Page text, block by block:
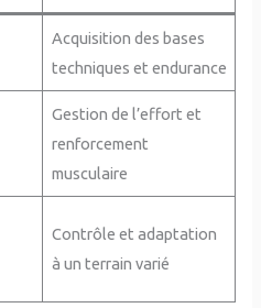
Acquisition des bases
techniques et endurance
Gestion de l’effort et
renforcement
musculaire
Contrôle et adaptation
à un terrain varié